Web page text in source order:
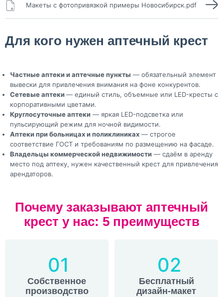
Макеты с фотопривязкой примеры Новосибирск.pdf
Для кого нужен аптечный крест
Частные аптеки и аптечные пункты — обязательный элемент
вывески для привлечения внимания на фоне конкурентов.
Сетевые аптеки— единый стиль, объемные или LED-кресты с
корпоративными цветами.
Круглосуточные аптеки — яркая LED-подсветка или
пульсирующий режим для ночной видимости.
Аптеки при больницах и поликлиниках — строгое
соответствие ГОСТ и требованиям по размещению на фасаде.
Владельцы коммерческой недвижимости — сдаём в аренду
место под аптеку, нужен качественный крест для привлечения
арендаторов.
Почему заказывают аптечный
крест у нас: 5 преимуществ
01
Собственное
производство
02
Бесплатный
дизайн-макет